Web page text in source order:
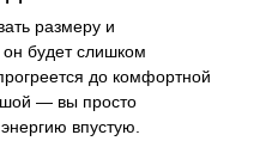
размеру и
будет слишком
до комфортной
— вы просто
впустую.